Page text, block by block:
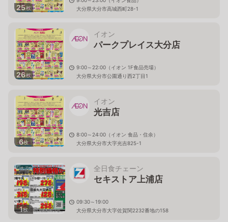
25枚
大分県大分市高城西町28-1
26枚
イオン
パークプレイス大分店
9:00～22:00（イオン 1F食品売場）
大分県大分市公園通り西2丁目1
6枚
イオン
光吉店
8:00～24:00（イオン 食品・住余）
大分県大分市大字光吉825-1
1枚
全日食チェーン
セキストア上浦店
09:30～19:00
大分県大分市大字佐賀関2232番地の158